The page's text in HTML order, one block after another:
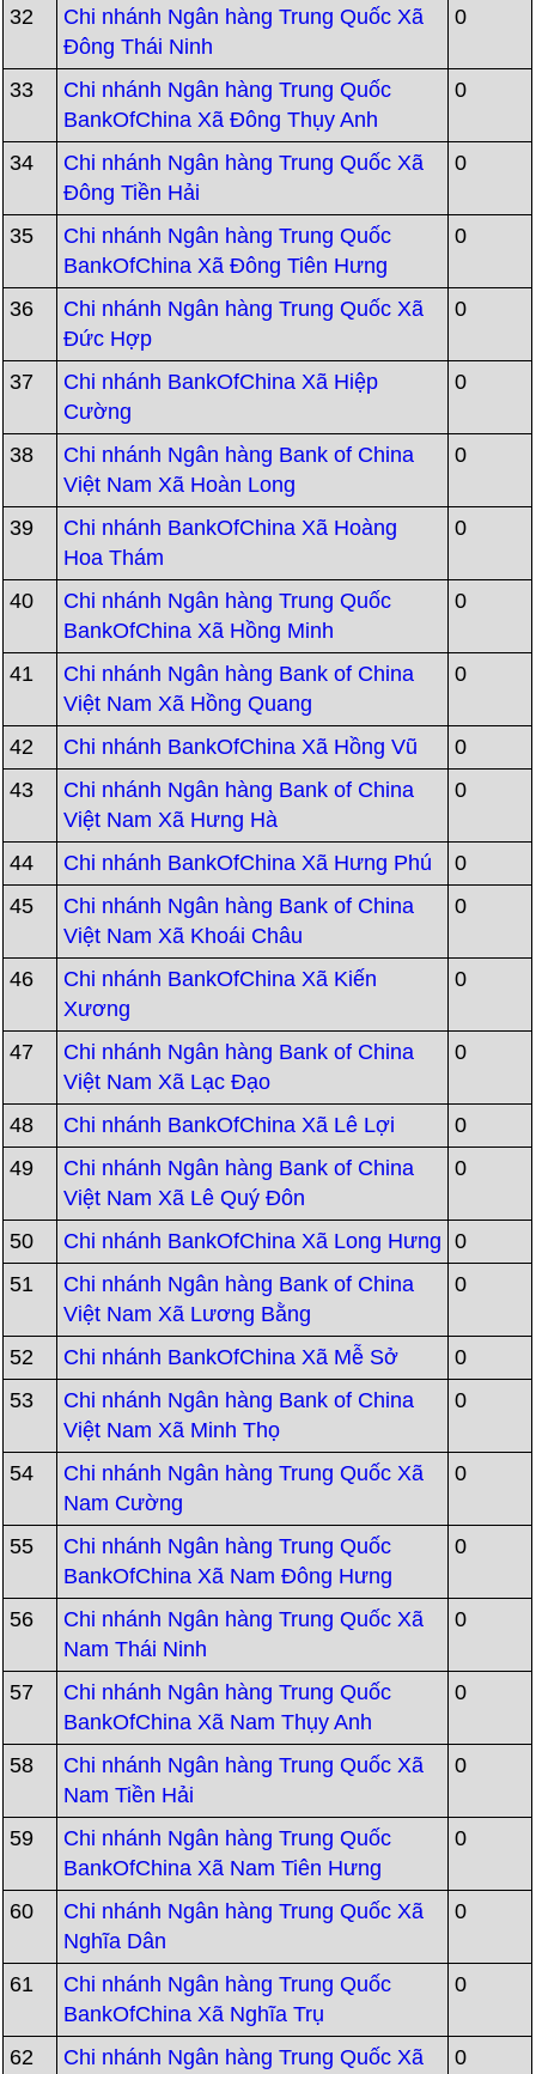
32
Chi nhánh Ngân hàng Trung Quốc Xã
Đông Thái Ninh
0
33
Chi nhánh Ngân hàng Trung Quốc
BankOfChina Xã Đông Thụy Anh
0
34
Chi nhánh Ngân hàng Trung Quốc Xã
Đông Tiền Hải
0
35
Chi nhánh Ngân hàng Trung Quốc
BankOfChina Xã Đông Tiên Hưng
0
36
Chi nhánh Ngân hàng Trung Quốc Xã
Đức Hợp
0
37
Chi nhánh BankOfChina Xã Hiệp
Cường
0
38
Chi nhánh Ngân hàng Bank of China
Việt Nam Xã Hoàn Long
0
39
Chi nhánh BankOfChina Xã Hoàng
Hoa Thám
0
40
Chi nhánh Ngân hàng Trung Quốc
BankOfChina Xã Hồng Minh
0
41
Chi nhánh Ngân hàng Bank of China
Việt Nam Xã Hồng Quang
0
42 Chi nhánh BankOfChina Xã Hồng Vũ
0
43
Chi nhánh Ngân hàng Bank of China
Việt Nam Xã Hưng Hà
0
44 Chi nhánh BankOfChina Xã Hưng Phú
0
45
Chi nhánh Ngân hàng Bank of China
Việt Nam Xã Khoái Châu
0
46
Chi nhánh BankOfChina Xã Kiến
Xương
0
47
Chi nhánh Ngân hàng Bank of China
Việt Nam Xã Lạc Đạo
0
48 Chi nhánh BankOfChina Xã Lê Lợi
0
49
Chi nhánh Ngân hàng Bank of China
Việt Nam Xã Lê Quý Đôn
0
50 Chi nhánh BankOfChina Xã Long Hưng
0
51
Chi nhánh Ngân hàng Bank of China
Việt Nam Xã Lương Bằng
0
52 Chi nhánh BankOfChina Xã Mễ Sở
0
53
Chi nhánh Ngân hàng Bank of China
Việt Nam Xã Minh Thọ
0
54
Chi nhánh Ngân hàng Trung Quốc Xã
Nam Cường
0
55
Chi nhánh Ngân hàng Trung Quốc
BankOfChina Xã Nam Đông Hưng
0
56
Chi nhánh Ngân hàng Trung Quốc Xã
Nam Thái Ninh
0
57
Chi nhánh Ngân hàng Trung Quốc
BankOfChina Xã Nam Thụy Anh
0
58
Chi nhánh Ngân hàng Trung Quốc Xã
Nam Tiền Hải
0
59
Chi nhánh Ngân hàng Trung Quốc
BankOfChina Xã Nam Tiên Hưng
0
60
Chi nhánh Ngân hàng Trung Quốc Xã
Nghĩa Dân
0
61
Chi nhánh Ngân hàng Trung Quốc
BankOfChina Xã Nghĩa Trụ
0
62
Chi nhánh Ngân hàng Trung Quốc Xã
0